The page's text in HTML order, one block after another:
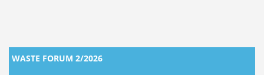
WASTE FORUM 2/2026